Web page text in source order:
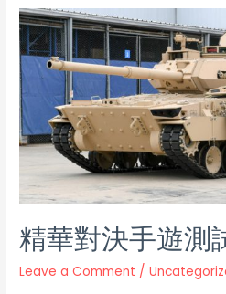
精華對決手遊測
Leave a Comment /